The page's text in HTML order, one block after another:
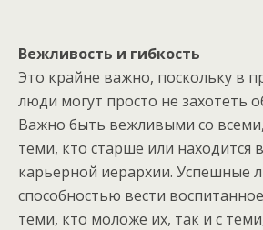
Вежливость и гибкость
Это крайне важно, поскольку в
люди могут просто не захотеть
Важно быть вежливыми со
теми, кто старше или находится
карьерной иерархии. Успешные
способностью вести
теми, кто моложе их, так и с